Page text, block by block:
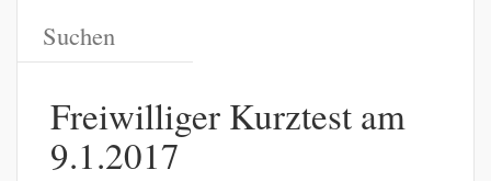
Freiwilliger Kurztest am
9.1.2017